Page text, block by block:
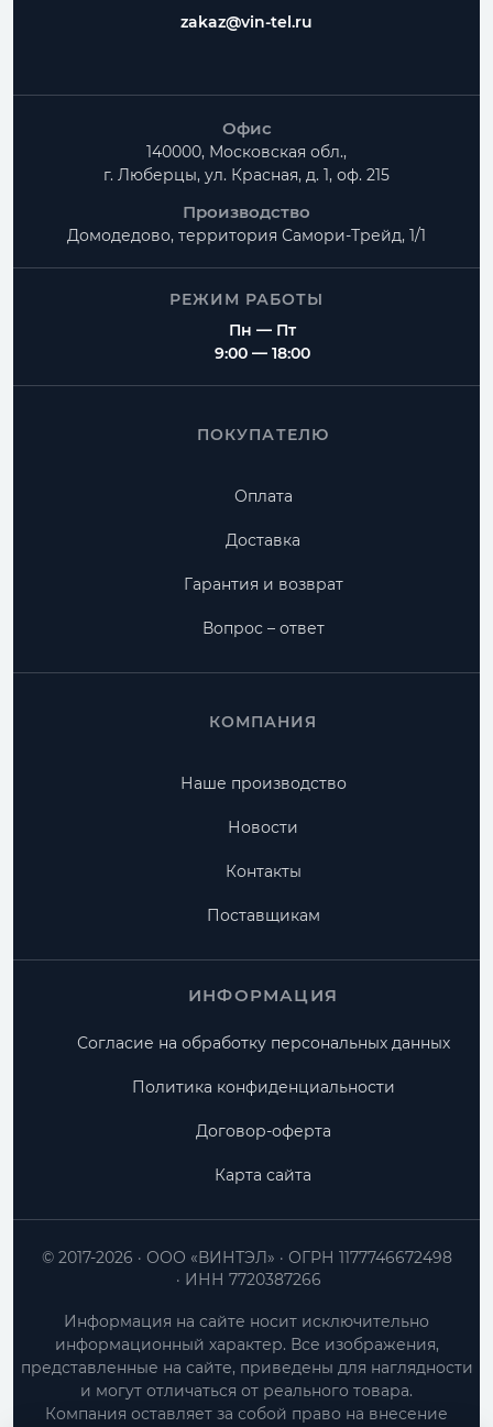
zakaz@vin-tel.ru
Офис
140000, Московская обл.,
г. Люберцы, ул. Красная, д. 1, оф. 215
Производство
Домодедово, территория Самори-Трейд, 1/1
РЕЖИМ РАБОТЫ
Пн — Пт
9:00 — 18:00
ПОКУПАТЕЛЮ
Оплата
Доставка
Гарантия и возврат
Вопрос – ответ
КОМПАНИЯ
Наше производство
Новости
Контакты
Поставщикам
ИНФОРМАЦИЯ
Согласие на обработку персональных данных
Политика конфиденциальности
Договор-оферта
Карта сайта
ООО «ВИНТЭЛ»
ОГРН 1177746672498
ИНН 7720387266
© 2017-2026
Информация на сайте носит исключительно
информационный характер. Все изображения,
представленные на сайте, приведены для наглядности
и могут отличаться от реального товара.
Компания оставляет за собой право на внесение